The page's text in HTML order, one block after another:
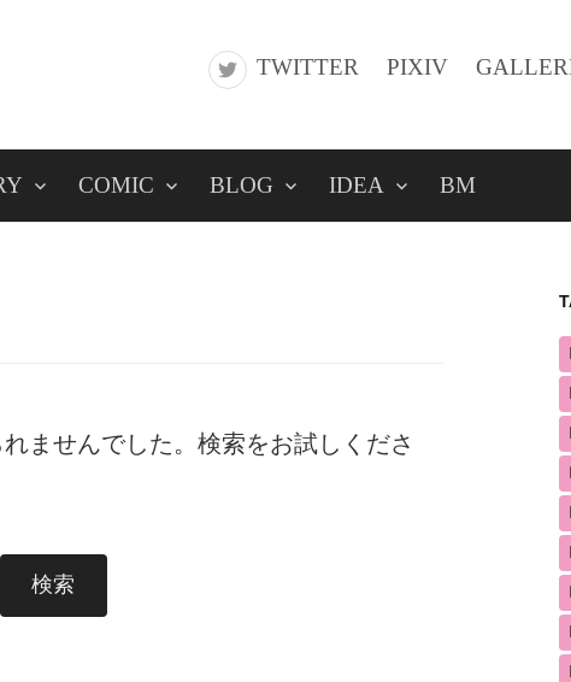
TWITTER PIXIV
COMIC BLOG IDEA BM
ませんでした。検索をお試しくださ